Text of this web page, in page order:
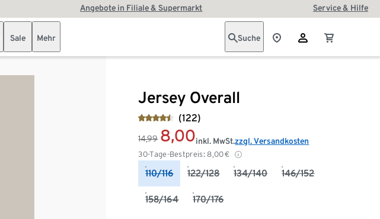
Angebote in Filiale & Supermarkt Service & Hilfe
Sale Mehr Suche
Jersey Overall
(122)
14,99 8,00
30-Tage-Bestpreis: 8,00€
inkl. MwSt.zzgl. Versandkosten
110/116 122/128 134/140 146/152
158/164 170/176